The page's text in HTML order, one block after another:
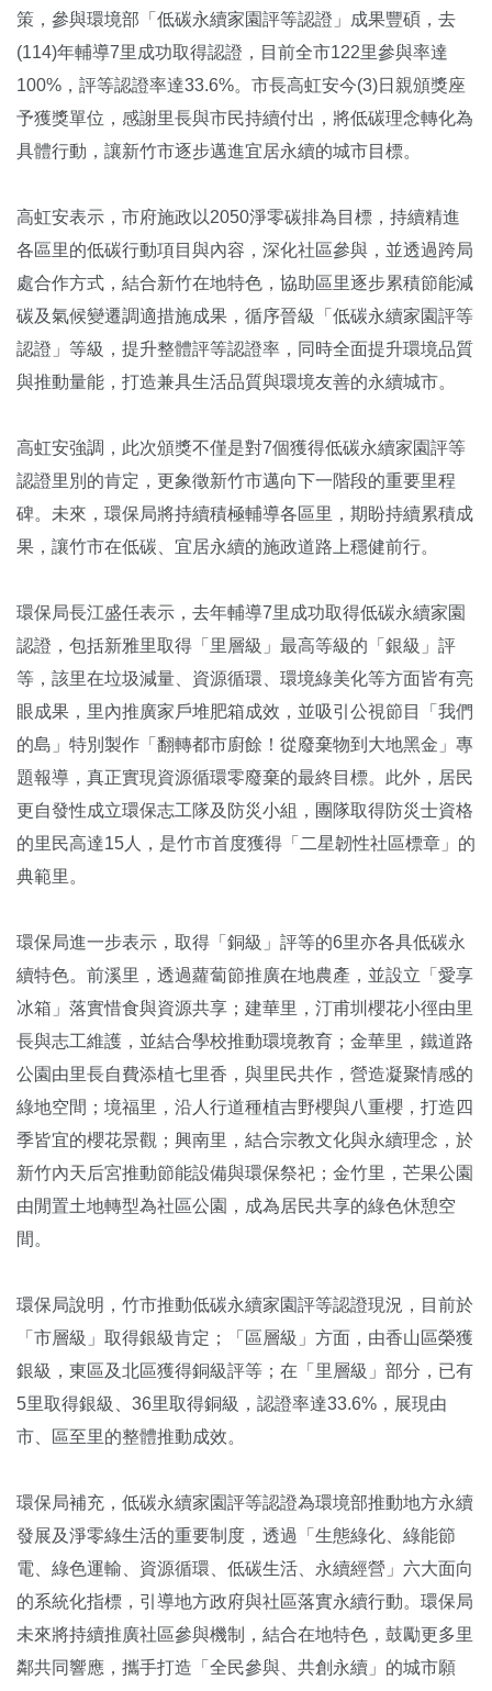
策，參與環境部「低碳永續家園評等認證」成果豐碩，去
(114)年輔導7里成功取得認證，目前全市122里參與率達
100%，評等認證率達33.6%。市長高虹安今(3)日親頒獎座
予獲獎單位，感謝里長與市民持續付出，將低碳理念轉化為
具體行動，讓新竹市逐步邁進宜居永續的城市目標。
高虹安表示，市府施政以2050淨零碳排為目標，持續精進
各區里的低碳行動項目與內容，深化社區參與，並透過跨局
處合作方式，結合新竹在地特色，協助區里逐步累積節能減
碳及氣候變遷調適措施成果，循序晉級「低碳永續家園評等
認證」等級，提升整體評等認證率，同時全面提升環境品質
與推動量能，打造兼具生活品質與環境友善的永續城市。
高虹安強調，此次頒獎不僅是對7個獲得低碳永續家園評等
認證里別的肯定，更象徵新竹市邁向下一階段的重要里程
碑。未來，環保局將持續積極輔導各區里，期盼持續累積成
果，讓竹市在低碳、宜居永續的施政道路上穩健前行。
環保局長江盛任表示，去年輔導7里成功取得低碳永續家園
認證，包括新雅里取得「里層級」最高等級的「銀級」評
等，該里在垃圾減量、資源循環、環境綠美化等方面皆有亮
眼成果，里內推廣家戶堆肥箱成效，並吸引公視節目「我們
的島」特別製作「翻轉都市廚餘！從廢棄物到大地黑金」專
題報導，真正實現資源循環零廢棄的最終目標。此外，居民
更自發性成立環保志工隊及防災小組，團隊取得防災士資格
的里民高達15人，是竹市首度獲得「二星韌性社區標章」的
典範里。
環保局進一步表示，取得「銅級」評等的6里亦各具低碳永
續特色。前溪里，透過蘿蔔節推廣在地農產，並設立「愛享
冰箱」落實惜食與資源共享；建華里，汀甫圳櫻花小徑由里
長與志工維護，並結合學校推動環境教育；金華里，鐵道路
公園由里長自費添植七里香，與里民共作，營造凝聚情感的
綠地空間；境福里，沿人行道種植吉野櫻與八重櫻，打造四
季皆宜的櫻花景觀；興南里，結合宗教文化與永續理念，於
新竹內天后宮推動節能設備與環保祭祀；金竹里，芒果公園
由閒置土地轉型為社區公園，成為居民共享的綠色休憩空
間。
環保局說明，竹市推動低碳永續家園評等認證現況，目前於
「市層級」取得銀級肯定；「區層級」方面，由香山區榮獲
銀級，東區及北區獲得銅級評等；在「里層級」部分，已有
5里取得銀級、36里取得銅級，認證率達33.6%，展現由
市、區至里的整體推動成效。
環保局補充，低碳永續家園評等認證為環境部推動地方永續
發展及淨零綠生活的重要制度，透過「生態綠化、綠能節
電、綠色運輸、資源循環、低碳生活、永續經營」六大面向
的系統化指標，引導地方政府與社區落實永續行動。環保局
未來將持續推廣社區參與機制，結合在地特色，鼓勵更多里
鄰共同響應，攜手打造「全民參與、共創永續」的城市願